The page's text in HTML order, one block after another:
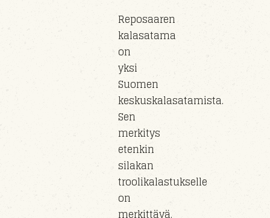
Reposaaren
kalasatama
on
yksi
Suomen
keskuskalasatamista.
Sen
merkitys
etenkin
silakan
troolikalastukselle
on
merkittävä.